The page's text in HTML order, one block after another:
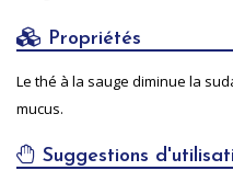
Propriétés
Le thé à la sauge diminue la
mucus.
Suggestions